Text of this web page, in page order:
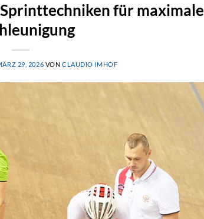
für maximale
29, 2026 VON CLAUDIO IMHOF